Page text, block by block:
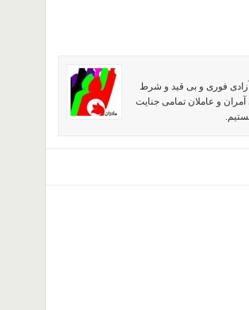
آزادی فوری و بی قید و شرط
و عاملان تمامی جنایت